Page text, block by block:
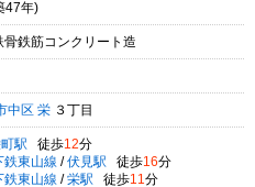
47年)
骨鉄筋コンクリート造
中区 栄 ３丁目
駅 徒歩12分
鉄東山線 / 伏見駅 徒歩16分
鉄東山線 / 栄駅 徒歩11 分